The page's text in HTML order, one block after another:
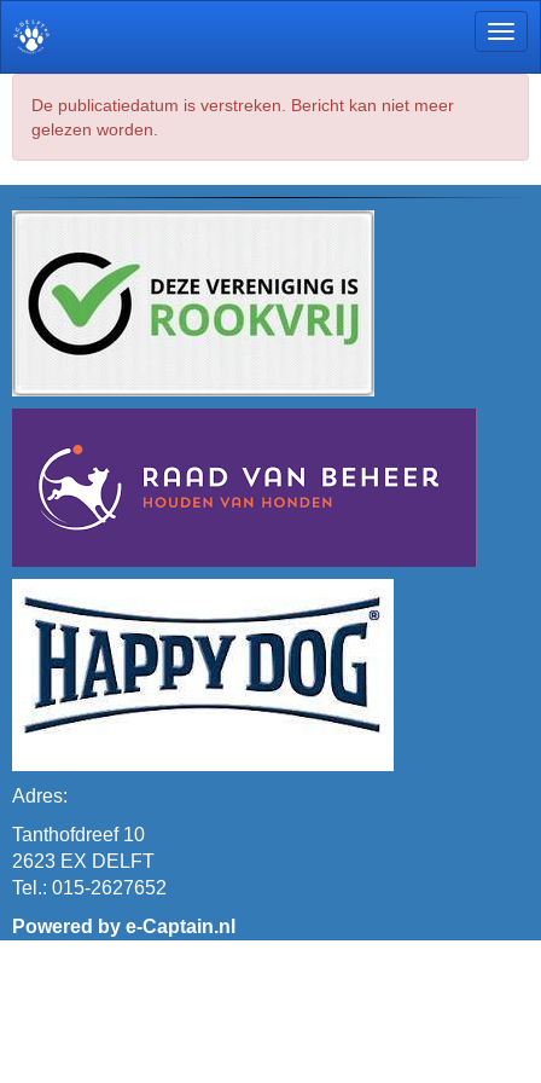
De publicatiedatum is verstreken. Bericht kan niet meer
gelezen worden.
Adres:
Tanthofdreef 10
2623 EX DELFT
Tel.: 015-2627652
Powered by e-Captain.nl